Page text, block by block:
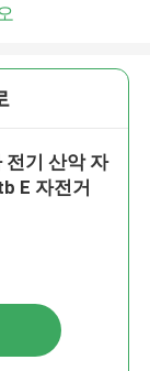
전기 산악 자
E 자전거